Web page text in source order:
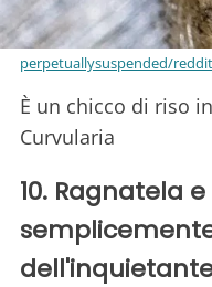
perpetuallysuspended/reddit
È un chicco di riso
Curvularia
10. Ragnatela